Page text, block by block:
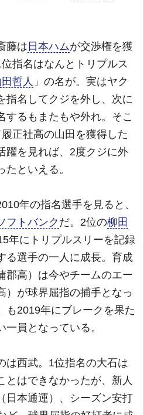
藤は 日本ハムが交渉権を獲
指名はなんとトリプルス
哲人 」の名が。実はヤク
指名してクジを外し、次に
するもまたもや外れ。そこ
正社高の山田を獲得した
躍を見れば、2度クジに外
といえる。
年の指名選手を見ると、
フトバンク だ。2位の柳田
年にトリプルスリーを記録
る選手の一人に成長。育成
郡高）は今やチームのエー
）が球界屈指の捕手となっ
も2019年にブレークを果た
一員となっている。
西武。1位指名の大石は
とはできなかったが、新人
（日本通運）、シーズン安打